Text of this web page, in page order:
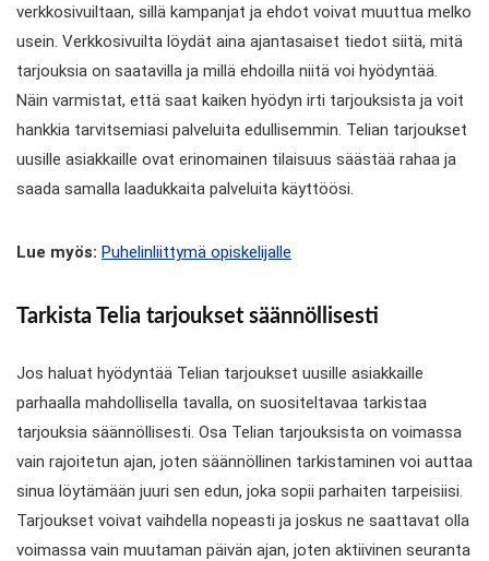
verkkosivuiltaan, sillä kampanjat ja ehdot voivat muuttua melko
usein. Verkkosivuilta löydät aina ajantasaiset tiedot siitä, mitä
tarjouksia on saatavilla ja millä ehdoilla niitä voi hyödyntää.
Näin varmistat, että saat kaiken hyödyn irti tarjouksista ja voit
hankkia tarvitsemiasi palveluita edullisemmin. Telian tarjoukset
uusille asiakkaille ovat erinomainen tilaisuus säästää rahaa ja
saada samalla laadukkaita palveluita käyttöösi.
Lue myös: Puhelinliittymä opiskelijalle
Tarkista Telia tarjoukset säännöllisesti
Jos haluat hyödyntää Telian tarjoukset uusille asiakkaille
parhaalla mahdollisella tavalla, on suositeltavaa tarkistaa
tarjouksia säännöllisesti. Osa Telian tarjouksista on voimassa
vain rajoitetun ajan, joten säännöllinen tarkistaminen voi auttaa
sinua löytämään juuri sen edun, joka sopii parhaiten tarpeisiisi.
Tarjoukset voivat vaihdella nopeasti ja joskus ne saattavat olla
voimassa vain muutaman päivän ajan, joten aktiivinen seuranta